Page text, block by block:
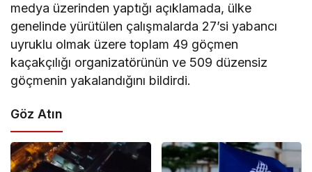
medya üzerinden yaptığı açıklamada, ülke
genelinde yürütülen çalışmalarda 27’si yabancı
uyruklu olmak üzere toplam 49 göçmen
kaçakçılığı organizatörünün ve 509 düzensiz
göçmenin yakalandığını bildirdi.
Göz Atın